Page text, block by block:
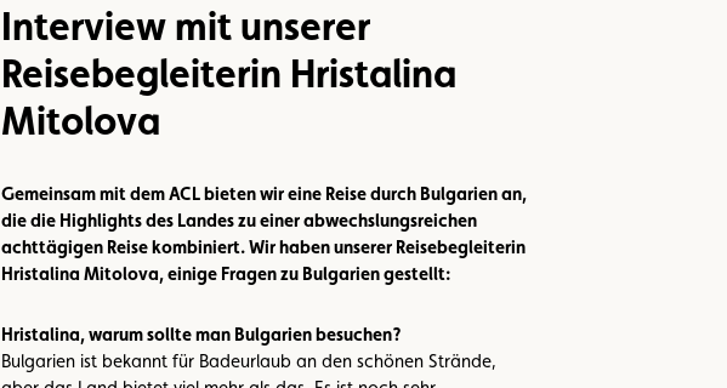
Interview mit unserer
Reisebegleiterin Hristalina
Mitolova
Gemeinsam mit dem ACL bieten wir eine Reise durch Bulgarien an,
die die Highlights des Landes zu einer abwechslungsreichen
achttägigen Reise kombiniert. Wir haben unserer Reisebegleiterin
Hristalina Mitolova, einige Fragen zu Bulgarien gestellt:
Hristalina, warum sollte man Bulgarien besuchen?
Bulgarien ist bekannt für Badeurlaub an den schönen Strände,